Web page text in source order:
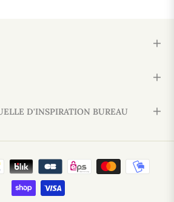
D'INSPIRATION BUREAU